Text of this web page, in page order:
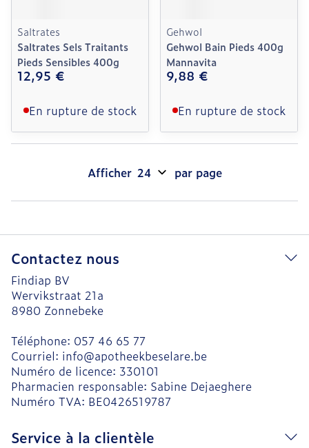
Saltrates
Saltrates Sels Traitants
Pieds Sensibles 400g
12,95 €
En rupture de stock
Gehwol
Gehwol Bain Pieds 400g
Mannavita
9,88 €
En rupture de stock
Afficher par page
Contactez nous
Findiap BV
Wervikstraat 21a
8980 Zonnebeke
Téléphone: 057 46 65 77
Courriel: info@apotheekbeselare.be
Numéro de licence: 330101
Pharmacien responsable: Sabine Dejaeghere
Numéro TVA: BE0426519787
Service à la clientèle